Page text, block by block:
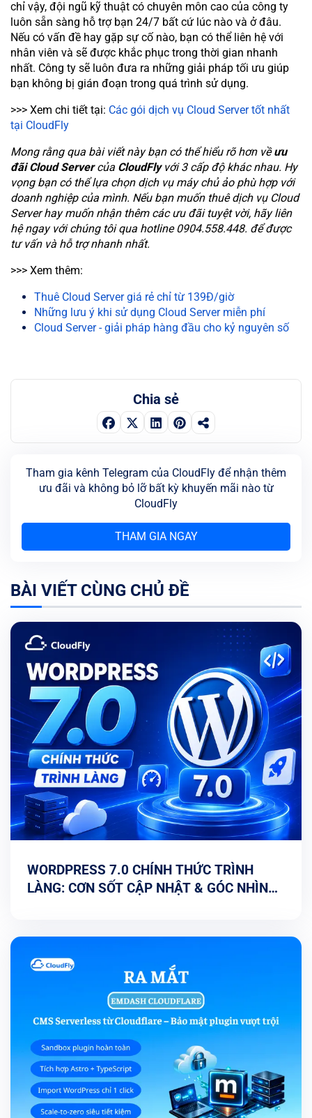
chỉ vậy, đội ngũ kỹ thuật có chuyên môn cao của công ty
luôn sẵn sàng hỗ trợ bạn 24/7 bất cứ lúc nào và ở đâu.
Nếu có vấn đề hay gặp sự cố nào, bạn có thể liên hệ với
nhân viên và sẽ được khắc phục trong thời gian nhanh
nhất. Công ty sẽ luôn đưa ra những giải pháp tối ưu giúp
bạn không bị gián đoạn trong quá trình sử dụng.
>>> Xem chi tiết tại: Các gói dịch vụ Cloud Server tốt nhất
tại CloudFly
Mong rằng qua bài viết này bạn có thể hiểu rõ hơn vềưu
đãi Cloud Servercủa CloudFlyvới 3 cấp độ khác nhau. Hy
vọng bạn có thể lựa chọn dịch vụ máy chủ ảo phù hợp với
doanh nghiệp của mình. Nếu bạn muốn thuê dịch vụ Cloud
Server hay muốn nhận thêm các ưu đãi tuyệt vời, hãy liên
hệ ngay với chúng tôi qua hotline0904.558.448. để được
tư vấn và hỗ trợ nhanh nhất.
>>> Xem thêm:
Thuê Cloud Server giá rẻ chỉ từ 139Đ/giờ
Những lưu ý khi sử dụng Cloud Server miễn phí
Cloud Server - giải pháp hàng đầu cho kỷ nguyên số
Chia sẻ
Tham gia kênh Telegram của CloudFly để nhận thêm
ưu đãi và không bỏ lỡ bất kỳ khuyến mãi nào từ
CloudFly
THAM GIA NGAY
BÀI VIẾT CÙNG CHỦ ĐỀ
WORDPRESS 7.0 CHÍNH THỨC TRÌNH
LÀNG: CƠN SỐT CẬP NHẬT & GÓC NHÌN